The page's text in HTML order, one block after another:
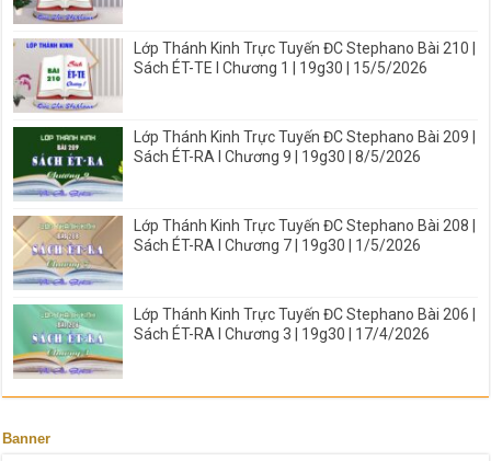
Lớp Thánh Kinh Trực Tuyến ĐC Stephano Bài 210 |
Sách ÉT-TE I Chương 1 | 19g30 | 15/5/2026
Lớp Thánh Kinh Trực Tuyến ĐC Stephano Bài 209 |
Sách ÉT-RA I Chương 9 | 19g30 | 8/5/2026
Lớp Thánh Kinh Trực Tuyến ĐC Stephano Bài 208 |
Sách ÉT-RA I Chương 7 | 19g30 | 1/5/2026
Lớp Thánh Kinh Trực Tuyến ĐC Stephano Bài 206 |
Sách ÉT-RA I Chương 3 | 19g30 | 17/4/2026
Banner